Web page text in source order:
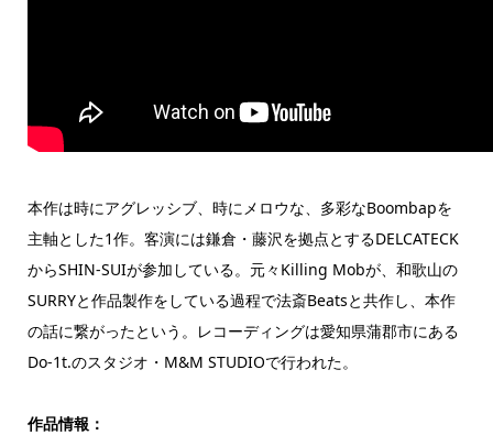
本作は時にアグレッシブ、時にメロウな、多彩なBoombapを
主軸とした1作。客演には鎌倉・藤沢を拠点とするDELCATECK
からSHIN-SUIが参加している。元々Killing Mobが、和歌山の
SURRYと作品製作をしている過程で法斎Beatsと共作し、本作
の話に繋がったという。レコーディングは愛知県蒲郡市にある
Do-1t.のスタジオ・M&M STUDIOで行われた。
作品情報：